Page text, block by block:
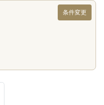
条件変更